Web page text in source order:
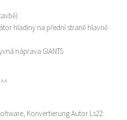
hladiny na přední straně hlavně
náprava GIANTS
Konvertierung Autor Ls22: